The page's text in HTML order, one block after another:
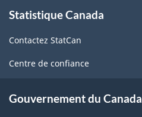
propos
ce
site
Statistique Canada
Contactez StatCan
Centre de confiance
Gouvernement du Canada